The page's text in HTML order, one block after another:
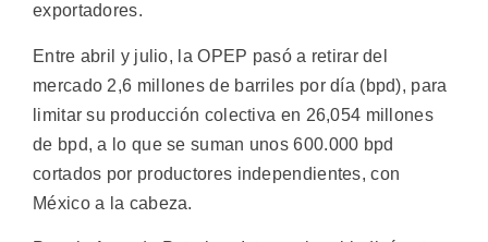
exportadores.
Entre abril y julio, la OPEP pasó a retirar del
mercado 2,6 millones de barriles por día (bpd), para
limitar su producción colectiva en 26,054 millones
de bpd, a lo que se suman unos 600.000 bpd
cortados por productores independientes, con
México a la cabeza.